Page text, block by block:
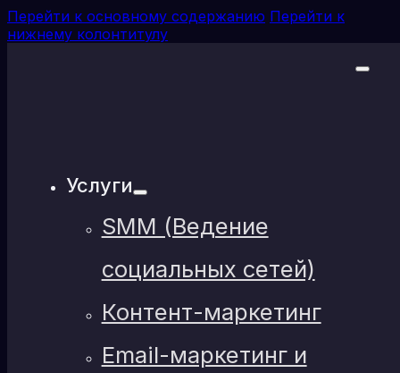
Перейти к основному содержанию Перейти к
нижнему колонтитулу
Услуги
SMM (Ведение
социальных сетей)
Контент-маркетинг
Email-маркетинг и